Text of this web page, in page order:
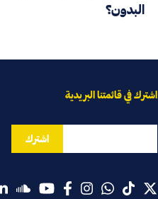
البدون؟
اشترك في قائمتنا البريدية
اشترك